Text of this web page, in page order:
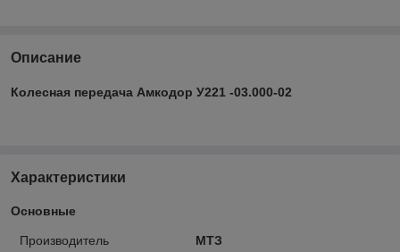
Описание
Колесная передача Амкодор У221 -03.000-02
Характеристики
Основные
Производитель МТЗ